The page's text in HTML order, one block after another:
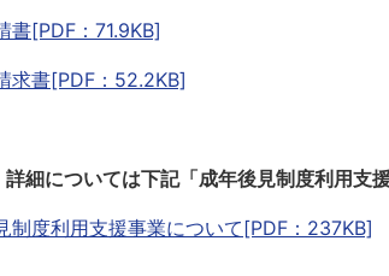
書[PDF：71.9KB]
求書[PDF：52.2KB]
細については下記「成年後見制度利用支
制度利用支援事業について[PDF：237KB]